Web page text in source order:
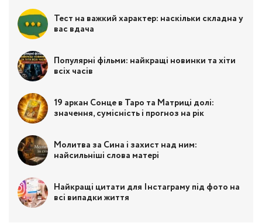
Тест на важкий характер: наскільки складна у
вас вдача
Популярні фільми: найкращі новинки та хіти
всіх часів
19 аркан Сонце в Таро та Матриці долі:
значення, сумісність і прогноз на рік
Молитва за Сина і захист над ним:
найсильніші слова матері
Найкращі цитати для Інстаграму під фото на
всі випадки життя